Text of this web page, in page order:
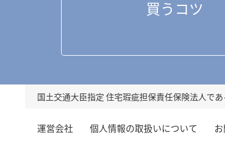
買うコツ
国土交通大臣指定 住宅瑕疵担保責任保険法人であ
運営会社 個人情報の取扱いについて